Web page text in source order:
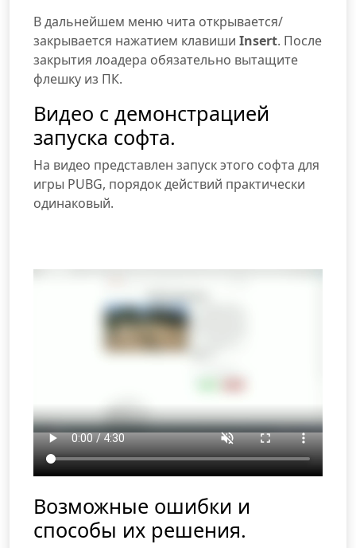
В дальнейшем меню чита открывается/
закрывается нажатием клавиши Insert. После
закрытия лоадера обязательно вытащите
флешку из ПК.
Видео с демонстрацией
запуска софта.
На видео представлен запуск этого софта для
игры PUBG, порядок действий практически
одинаковый.
Возможные ошибки и
способы их решения.